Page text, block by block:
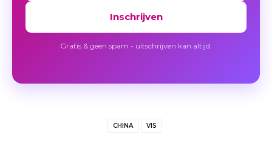
Inschrijven
Gratis & geen spam - uitschrijven kan altijd.
CHINA VIS